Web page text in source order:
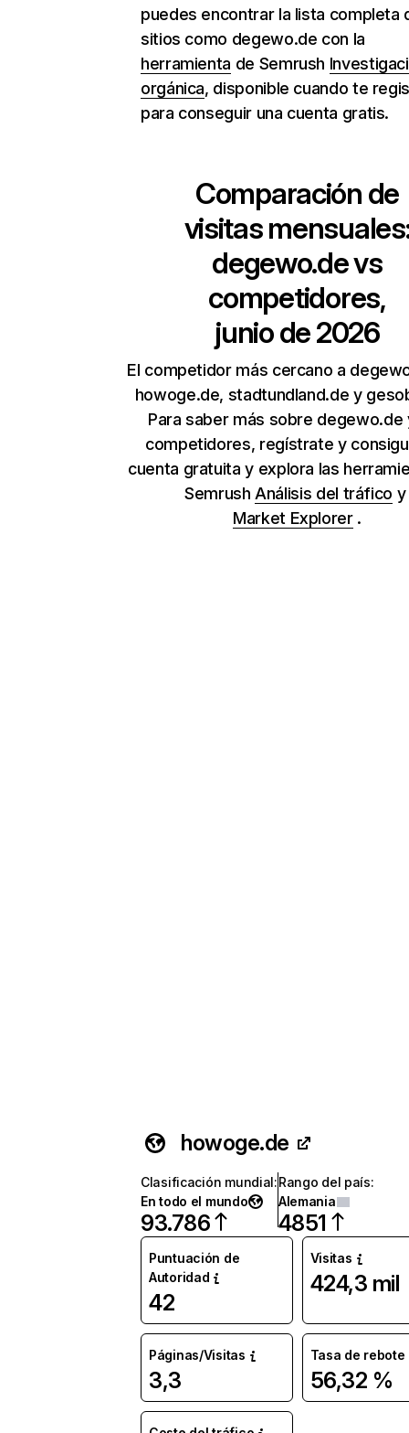
puedes encontrar la lista completa
sitios como degewo.de con la
herramienta de Semrush
orgánica, disponible cuando te
para conseguir una cuenta gratis.
Comparación de
visitas
degewo.devs
competidores,
junio de 2026
El competidor más cercano a
howoge.de, stadtundland.de y
Para saber más sobre degewo.de
competidores, regístrate y
cuenta gratuita y explora las
Semrush Análisis del tráfico y
Market Explorer.
howoge.de
Clasificación mundial:
En todo el mundo
93.786
Rango del país:
Alemania
4851
Puntuación de
Autoridad
42
Visitas
424,3 mil
Páginas/Visitas
3,3
Tasa de rebote
56,32 %